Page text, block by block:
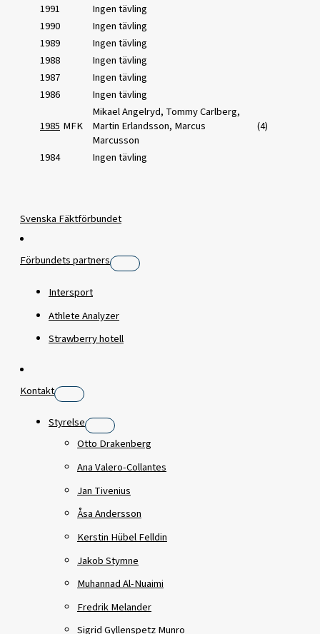
1991
Ingen tävling
1990
Ingen tävling
1989
Ingen tävling
1988
Ingen tävling
1987
Ingen tävling
1986
Ingen tävling
1985 MFK
Mikael Angelryd, Tommy Carlberg,
Martin Erlandsson, Marcus
Marcusson
(4)
1984 Ingen tävling
Svenska Fäktförbundet
Förbundets partners
Intersport
Athlete Analyzer
Strawberry hotell
Kontakt
Styrelse
Otto Drakenberg
Ana Valero-Collantes
Jan Tivenius
Åsa Andersson
Kerstin Hübel Felldin
Jakob Stymne
Muhannad Al-Nuaimi
Fredrik Melander
Sigrid Gyllenspetz Munro